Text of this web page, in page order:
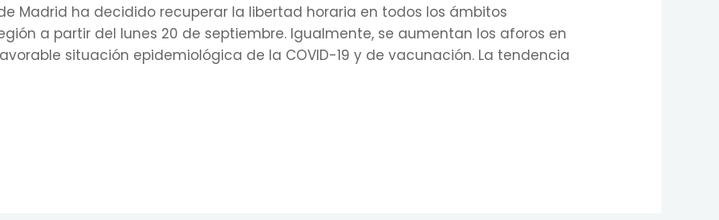
Madrid ha decidido recuperar la libertad horaria en todos los ámbitos
a partir del lunes 20 de septiembre. Igualmente, se aumentan los aforos en
situación epidemiológica de la COVID-19 y de vacunación. La tendencia